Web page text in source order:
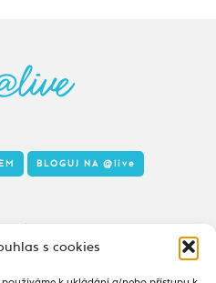
s cookies
taky žije
BLOGUJ NA @live